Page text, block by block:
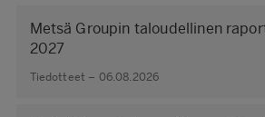
Metsä Groupin taloudellinen
2027
Tiedotteet – 06.08.2026